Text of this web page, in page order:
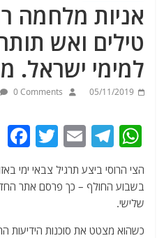
אניות מלחמה
טילים ואש
למימי ישראל.
05/11/2019
0 Comments
W
at
s
A
T
e
g
ra
E
m
ai
T
itt
הצי הרוסי ביצע תרגיל צבאי ימי
בשבוע החולף – כך פרסם אתר
שלישי.